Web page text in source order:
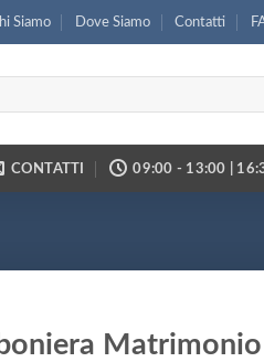
Siamo Dove Siamo Contatti
CONTATTI 09:00 - 13:00 |